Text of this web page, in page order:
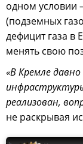
одном условии
(подземных
дефицит газа в
менять свою
«В Кремле
реализован,
не раскрывая